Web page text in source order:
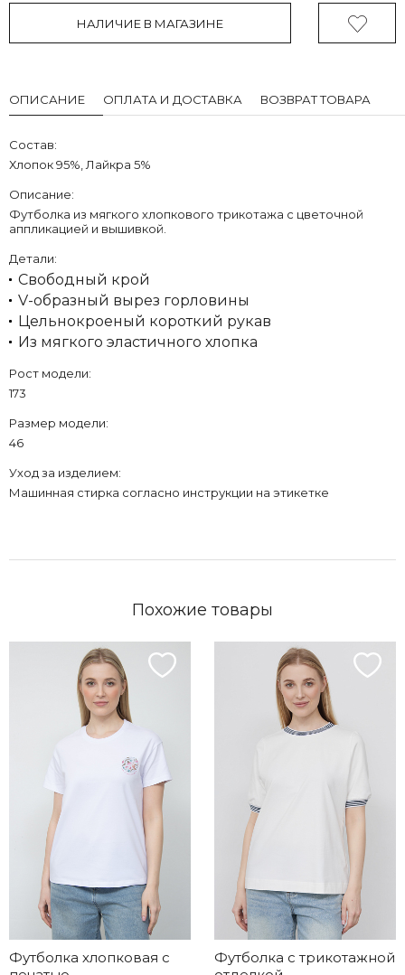
НАЛИЧИЕ В МАГАЗИНЕ
ОПИСАНИЕ ОПЛАТА И ДОСТАВКА ВОЗВРАТ ТОВАРА
Состав:
Хлопок 95%, Лайкра 5%
Описание:
Футболка из мягкого хлопкового трикотажа с цветочной
аппликацией и вышивкой.
Детали:
Свободный крой
V-образный вырез горловины
Цельнокроеный короткий рукав
Из мягкого эластичного хлопка
Рост модели:
173
Размер модели:
46
Уход за изделием:
Машинная стирка согласно инструкции на этикетке
Похожие товары
Футболка хлопковая с
Футболка с трикотажной